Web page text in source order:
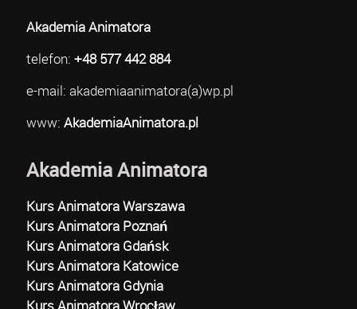
Akademia Animatora
telefon: +48 577 442 884
e-mail: akademiaanimatora(a)wp.pl
www: AkademiaAnimatora.pl
Akademia Animatora
Kurs Animatora Warszawa
Kurs Animatora Poznań
Kurs Animatora Gdańsk
Kurs Animatora Katowice
Kurs Animatora Gdynia
Kurs Animatora Wrocław